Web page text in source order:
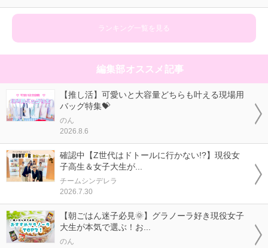
ランキング一覧を見る
編集部オススメ記事
【推し活】可愛いと大容量どちらも叶える現場用
バッグ特集💝
のん
2026.8.6
確認中【Z世代はドトールに行かない!?】現役女
子高生＆女子大生が...
チームシンデレラ
2026.7.30
【朝ごはん迷子必見🌞】グラノーラ好き現役女子
大生が本気で選ぶ！お...
のん